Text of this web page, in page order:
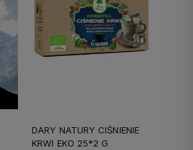
DARY NATURY CIŚNIENIE
KRWI EKO 25*2 G